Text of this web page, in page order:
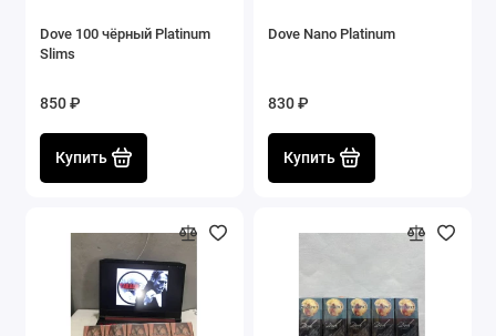
Dove 100 чёрный Platinum
Slims
850 ₽
Купить
Dove Nano Platinum
830 ₽
Купить